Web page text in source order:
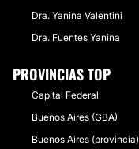
Dra. Yanina Valentini
Dra. Fuentes Yanina
PROVINCIAS TOP
Capital Federal
Buenos Aires (GBA)
Buenos Aires (provincia)